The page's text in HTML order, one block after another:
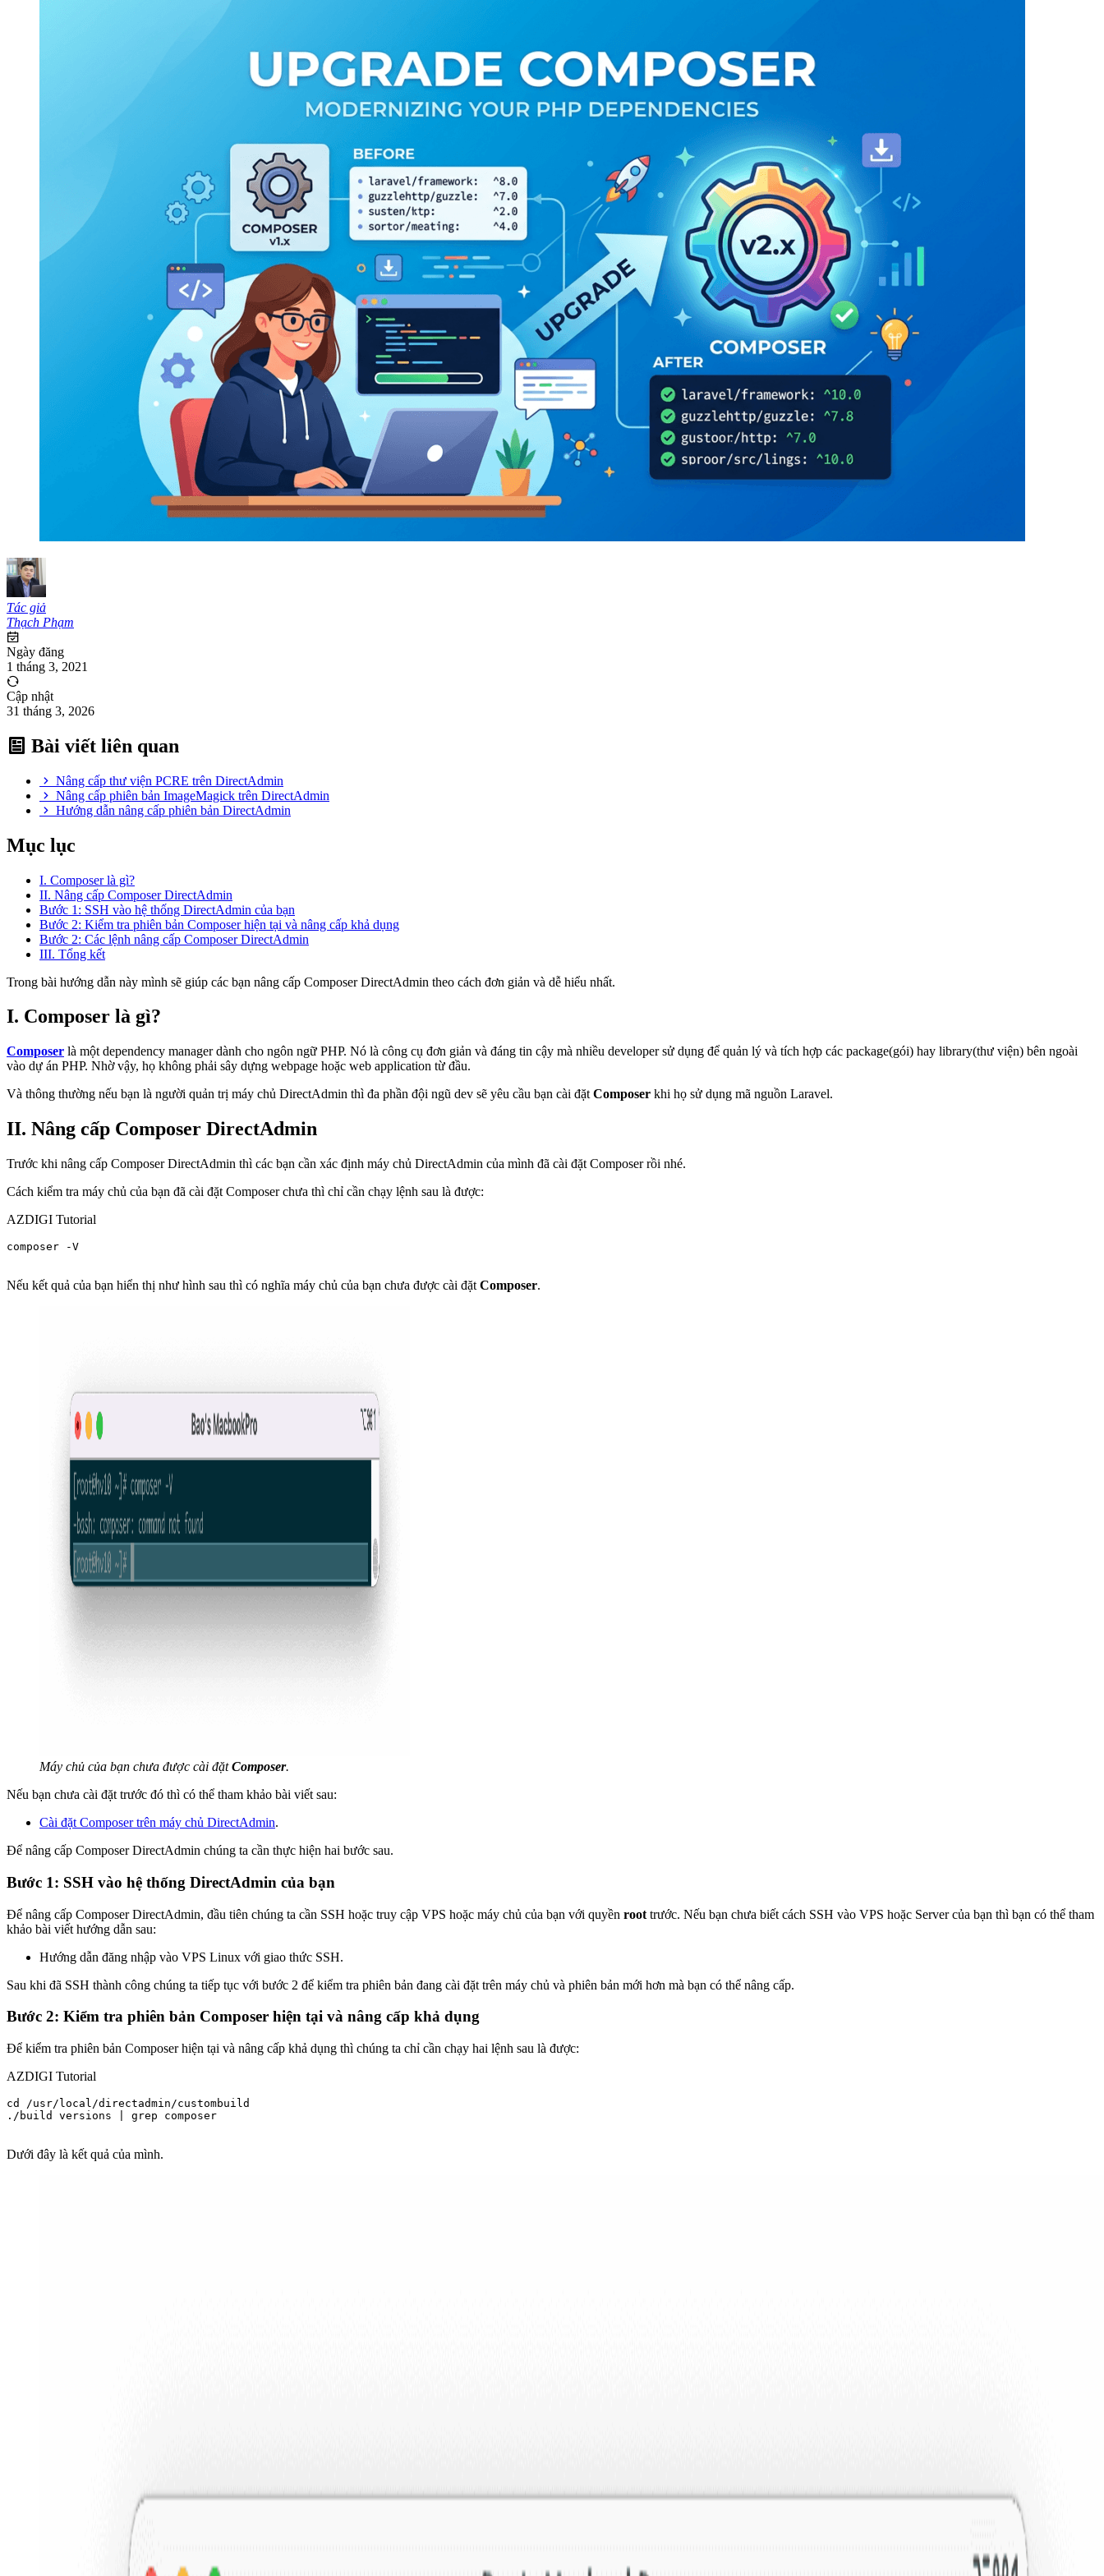
Tác giả
Thạch Phạm
Ngày đăng
1 tháng 3, 2021
Cập nhật
31 tháng 3, 2026
Bài viết liên quan
Nâng cấp thư viện PCRE trên DirectAdmin
Nâng cấp phiên bản ImageMagick trên DirectAdmin
Hướng dẫn nâng cấp phiên bản DirectAdmin
Mục lục
I. Composer là gì?
II. Nâng cấp Composer DirectAdmin
Bước 1: SSH vào hệ thống DirectAdmin của bạn
Bước 2: Kiểm tra phiên bản Composer hiện tại và nâng cấp khả dụng
Bước 2: Các lệnh nâng cấp Composer DirectAdmin
III. Tổng kết
Trong bài hướng dẫn này mình sẽ giúp các bạn nâng cấp Composer DirectAdmin theo cách đơn giản và dễ hiểu nhất.
I. Composer là gì?
Composer là một dependency manager dành cho ngôn ngữ PHP. Nó là công cụ đơn giản và đáng tin cậy mà nhiều developer sử dụng để quản lý và tích hợp các package(gói) hay library(thư viện) bên ngoài
vào dự án PHP. Nhờ vậy, họ không phải sây dựng webpage hoặc web application từ đầu.
Và thông thường nếu bạn là người quản trị máy chủ DirectAdmin thì đa phần đội ngũ dev sẽ yêu cầu bạn cài đặt Composer khi họ sử dụng mã nguồn Laravel.
II. Nâng cấp Composer DirectAdmin
Trước khi nâng cấp Composer DirectAdmin thì các bạn cần xác định máy chủ DirectAdmin của mình đã cài đặt Composer rồi nhé.
Cách kiểm tra máy chủ của bạn đã cài đặt Composer chưa thì chỉ cần chạy lệnh sau là được:
AZDIGI Tutorial
composer -V
Nếu kết quả của bạn hiển thị như hình sau thì có nghĩa máy chủ của bạn chưa được cài đặt Composer.
Máy chủ của bạn chưa được cài đặtComposer.
Nếu bạn chưa cài đặt trước đó thì có thể tham khảo bài viết sau:
Cài đặt Composer trên máy chủ DirectAdmin.
Để nâng cấp Composer DirectAdmin chúng ta cần thực hiện hai bước sau.
Bước 1: SSH vào hệ thống DirectAdmin của bạn
Để nâng cấp Composer DirectAdmin, đầu tiên chúng ta cần SSH hoặc truy cập VPS hoặc máy chủ của bạn với quyền root trước. Nếu bạn chưa biết cách SSH vào VPS hoặc Server của bạn thì bạn có thể tham
khảo bài viết hướng dẫn sau:
Hướng dẫn đăng nhập vào VPS Linux với giao thức SSH.
Sau khi đã SSH thành công chúng ta tiếp tục với bước 2 để kiểm tra phiên bản đang cài đặt trên máy chủ và phiên bản mới hơn mà bạn có thể nâng cấp.
Bước 2: Kiểm tra phiên bản Composer hiện tại và nâng cấp khả dụng
Để kiểm tra phiên bản Composer hiện tại và nâng cấp khả dụng thì chúng ta chỉ cần chạy hai lệnh sau là được:
AZDIGI Tutorial
cd /usr/local/directadmin/custombuild
./build versions | grep composer
Dưới đây là kết quả của mình.